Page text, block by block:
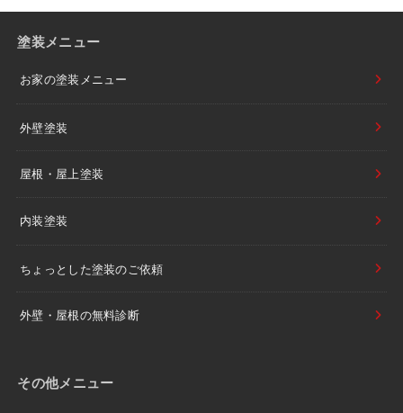
塗装メニュー
お家の塗装メニュー
外壁塗装
屋根・屋上塗装
内装塗装
ちょっとした塗装のご依頼
外壁・屋根の無料診断
その他メニュー